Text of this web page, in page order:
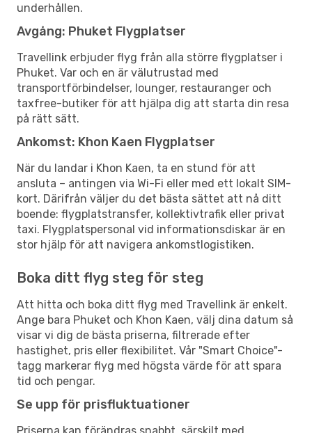
underhållen.
Avgång: Phuket Flygplatser
Travellink erbjuder flyg från alla större flygplatser i
Phuket. Var och en är välutrustad med
transportförbindelser, lounger, restauranger och
taxfree-butiker för att hjälpa dig att starta din resa
på rätt sätt.
Ankomst: Khon Kaen Flygplatser
När du landar i Khon Kaen, ta en stund för att
ansluta – antingen via Wi-Fi eller med ett lokalt SIM-
kort. Därifrån väljer du det bästa sättet att nå ditt
boende: flygplatstransfer, kollektivtrafik eller privat
taxi. Flygplatspersonal vid informationsdiskar är en
stor hjälp för att navigera ankomstlogistiken.
Boka ditt flyg steg för steg
Att hitta och boka ditt flyg med Travellink är enkelt.
Ange bara Phuket och Khon Kaen, välj dina datum så
visar vi dig de bästa priserna, filtrerade efter
hastighet, pris eller flexibilitet. Vår "Smart Choice"-
tagg markerar flyg med högsta värde för att spara
tid och pengar.
Se upp för prisfluktuationer